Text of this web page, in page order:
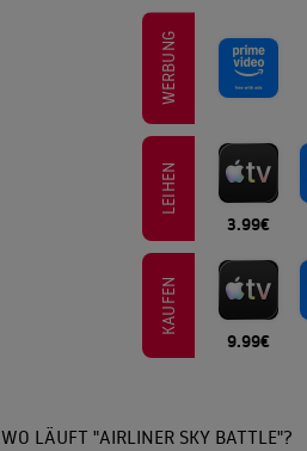
WERBUNG
LEIHEN
3.99€
KAUFEN
9.99€
WO LÄUFT "AIRLINER SKY BATTLE"?